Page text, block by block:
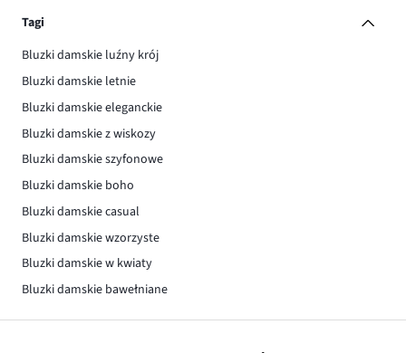
Tagi
Bluzki damskie luźny krój
Bluzki damskie letnie
Bluzki damskie eleganckie
Bluzki damskie z wiskozy
Bluzki damskie szyfonowe
Bluzki damskie boho
Bluzki damskie casual
Bluzki damskie wzorzyste
Bluzki damskie w kwiaty
Bluzki damskie bawełniane